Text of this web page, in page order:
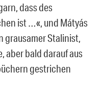
dass des
ist …«, und Mátyás
grausamer Stalinist,
aber bald darauf aus
gestrichen